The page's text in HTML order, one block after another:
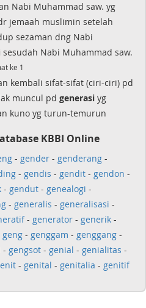
Nabi Muhammad saw. yg
jemaah muslimin setelah
sezaman dng Nabi
sesudah Nabi Muhammad saw.
ke 1
kembali sifat-sifat (ciri-ciri) pd
muncul pd generasi yg
kuno yg turun-temurun
KBBI Online
- gender - genderang -
- gendis - gendit - gendon -
- gendut - genealogi -
- generalis - generalisasi -
- generator - generik -
geng - genggam - genggang -
- gengsot - genial - genialitas -
- genital - genitalia - genitif